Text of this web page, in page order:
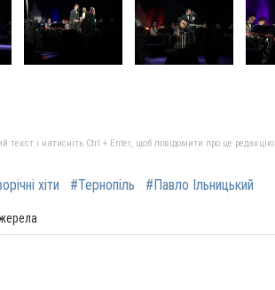
текст і натисніть Ctrl + Enter, щоб повідомити про це редакцію
хіти #Тернопіль #Павло Ільницький